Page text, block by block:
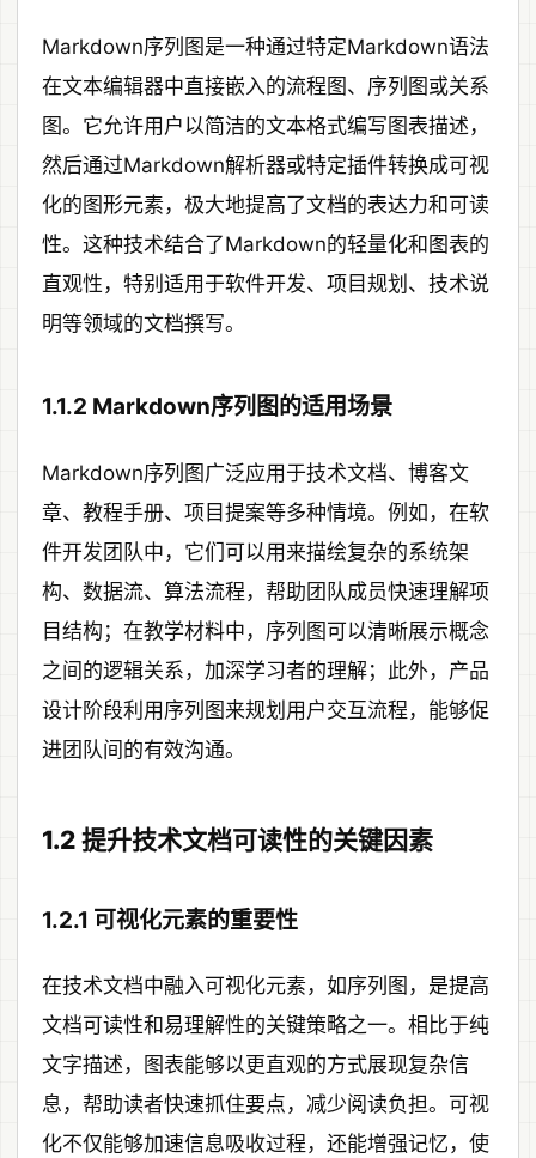
Markdown序列图是一种通过特定Markdown语法
在文本编辑器中直接嵌入的流程图、序列图或关系
图。它允许用户以简洁的文本格式编写图表描述，
然后通过Markdown解析器或特定插件转换成可视
化的图形元素，极大地提高了文档的表达力和可读
性。这种技术结合了Markdown的轻量化和图表的
直观性，特别适用于软件开发、项目规划、技术说
明等领域的文档撰写。
1.1.2 Markdown序列图的适用场景
Markdown序列图广泛应用于技术文档、博客文
章、教程手册、项目提案等多种情境。例如，在软
件开发团队中，它们可以用来描绘复杂的系统架
构、数据流、算法流程，帮助团队成员快速理解项
目结构；在教学材料中，序列图可以清晰展示概念
之间的逻辑关系，加深学习者的理解；此外，产品
设计阶段利用序列图来规划用户交互流程，能够促
进团队间的有效沟通。
1.2 提升技术文档可读性的关键因素
1.2.1 可视化元素的重要性
在技术文档中融入可视化元素，如序列图，是提高
文档可读性和易理解性的关键策略之一。相比于纯
文字描述，图表能够以更直观的方式展现复杂信
息，帮助读者快速抓住要点，减少阅读负担。可视
化不仅能够加速信息吸收过程，还能增强记忆，使